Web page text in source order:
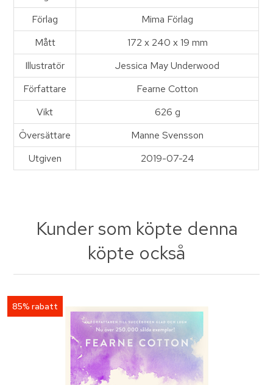
Förlag
Mima Förlag
Mått
172 x 240 x 19 mm
Illustratör
Jessica May Underwood
Författare
Fearne Cotton
Vikt
626 g
Översättare
Manne Svensson
Utgiven
2019-07-24
Kunder som köpte denna
köpte också
85% rabatt